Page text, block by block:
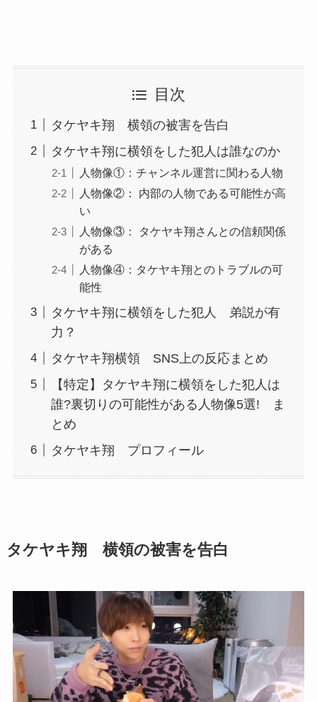
目次
タケヤキ翔 横領の被害を告白
タケヤキ翔に横領をした犯人は誰なのか
人物像①：チャンネル運営に関わる人物
人物像②： 内部の人物である可能性が高
い
人物像③： タケヤキ翔さんとの信頼関係
がある
人物像④：タケヤキ翔とのトラブルの可
能性
タケヤキ翔に横領をした犯人 弟説が有
力？
タケヤキ翔横領 SNS上の反応まとめ
【特定】タケヤキ翔に横領をした犯人は
誰?裏切りの可能性がある人物像5選! ま
とめ
タケヤキ翔 プロフィール
タケヤキ翔 横領の被害を告白